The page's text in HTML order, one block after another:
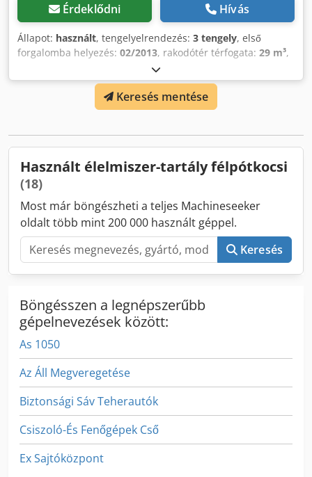
Érdeklődni Hívás
Állapot: használt, tengelyelrendezés: 3 tengely, első
forgalomba helyezés: 02/2013, rakodótér térfogata: 29 m³,
, abroncs méret:
tengelytáv:1 500 mm, Gyártási év:2012, Hajtáslánc
Meghajtás: kerék Dcodpfx Aowd Swcjkwjk
Tengelyelrendezés Gumiméret: 385/65R22.5 Felfüggesztés:
kormányzott Súlyok Saját tömeg: 7 720 kg Rakodókapacitás:
Felépítmény márkája: ETA Kamrák száma: 1
Keresés mentése
Használt élelmiszer-tartály félpótkocsi
(18)
Most már böngészheti a teljes Machineseeker
oldalt több mint 200 000 használt géppel.
Keresés
Böngésszen a legnépszerűbb
gépelnevezések között:
As 1050
Az Áll Megveregetése
Biztonsági Sáv Teherautók
Csiszoló-És Fenőgépek Cső
Ex Sajtóközpont